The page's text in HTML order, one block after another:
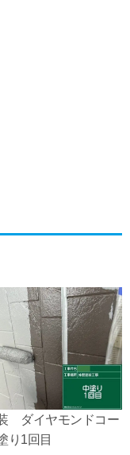
ダイヤモンドコー
り1回目